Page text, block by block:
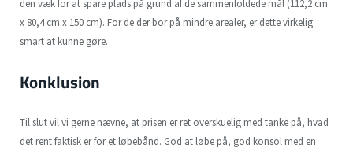
den væk for at spare plads på grund af de sammenfoldede mål (112,2 cm
x 80,4 cm x 150 cm). For de der bor på mindre arealer, er dette virkelig
smart at kunne gøre.
Konklusion
Til slut vil vi gerne nævne, at prisen er ret overskuelig med tanke på, hvad
det rent faktisk er for et løbebånd. God at løbe på, god konsol med en